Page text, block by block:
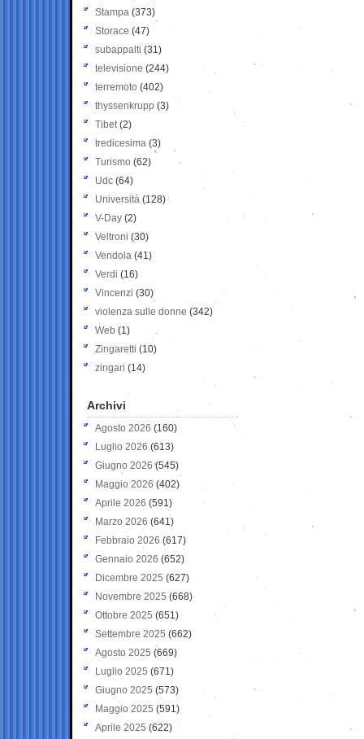
Stampa (373)
Storace (47)
subappalti (31)
televisione(244)
terremoto (402)
thyssenkrupp (3)
Tibet(2)
tredicesima (3)
Turismo (62)
Udc (64)
Università (128)
V-Day (2)
Veltroni (30)
Vendola (41)
Verdi (16)
Vincenzi (30)
violenza sulle donne (342)
Web (1)
Zingaretti (10)
zingari (14)
Archivi
Agosto 2026 (160)
Luglio 2026 (613)
Giugno 2026 (545)
Maggio 2026 (402)
Aprile 2026 (591)
Marzo 2026 (641)
Febbraio 2026 (617)
Gennaio 2026 (652)
Dicembre 2025 (627)
Novembre 2025 (668)
Ottobre 2025 (651)
Settembre 2025 (662)
Agosto 2025 (669)
Luglio 2025 (671)
Giugno 2025 (573)
Maggio 2025 (591)
Aprile 2025 (622)